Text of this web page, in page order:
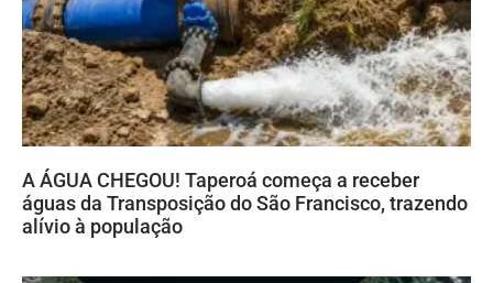
A ÁGUA CHEGOU! Taperoá começa a receber
águas da Transposição do São Francisco, trazendo
alívio à população